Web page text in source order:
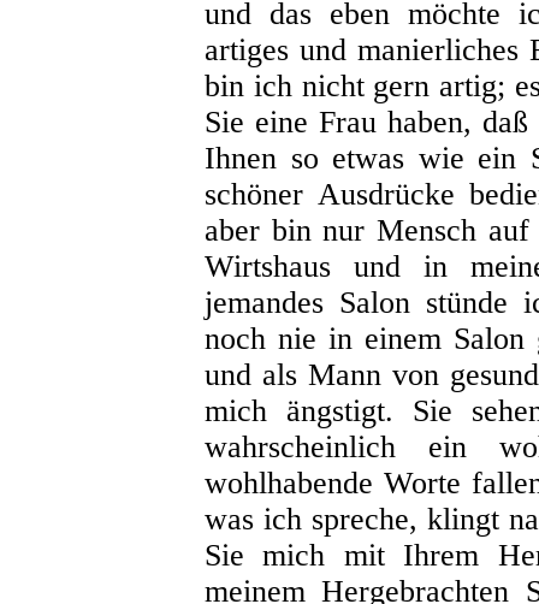
und das eben möchte
artiges und
bin ich nicht gern artig;
Sie eine Frau haben,
Ihnen so etwas wie ein
schöner Ausdrücke
aber bin nur Mensch
Wirtshaus und in
jemandes Salon
noch nie in einem
und als Mann von
mich ängstigt. Sie
wahrscheinlich ein
wohlhabende Worte
was ich spreche, klingt
Sie mich mit Ihrem
meinem Hergebrachten